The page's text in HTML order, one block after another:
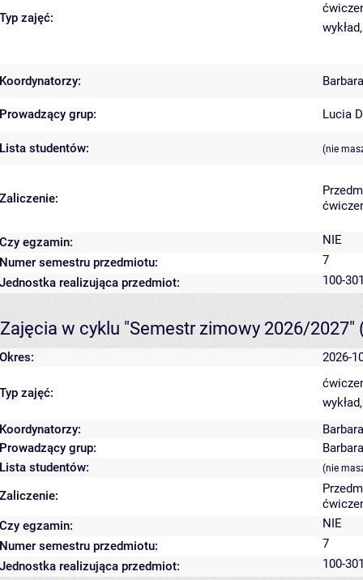
Typ zajęć:
Koordynatorzy:
Prowadzący grup: Lucia
Lista studentów: (nie
Zaliczenie:
Czy egzamin:
NIE
Numer semestru przedmiotu:
7
Jednostka realizująca przedmiot:
100-
Zajęcia w cyklu "Semestr zimowy 2026/2027"
Okres: 2026-
Typ zajęć:
Koordynatorzy:
Prowadzący grup:
Lista studentów:
(nie
Zaliczenie:
Czy egzamin:
NIE
Numer semestru przedmiotu:
7
Jednostka realizująca przedmiot:
100-